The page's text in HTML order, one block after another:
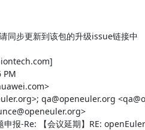
同步更新到该包的升级issue链接中
PM
qa@openeuler.org
报-Re: 【会议延期】RE: